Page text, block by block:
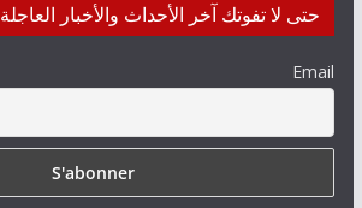
حتى لا تفوتك آخر الأحداث والأخبار العاجلة
Email